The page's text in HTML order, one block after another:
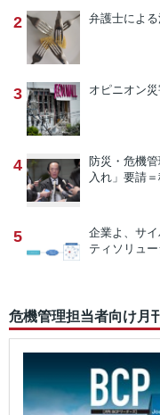
2 弁護士によ
3 オピニオン
4 防災・危機
入れ」要請
5 企業よ、サ
ティソリュ
危機管理担当者向け月